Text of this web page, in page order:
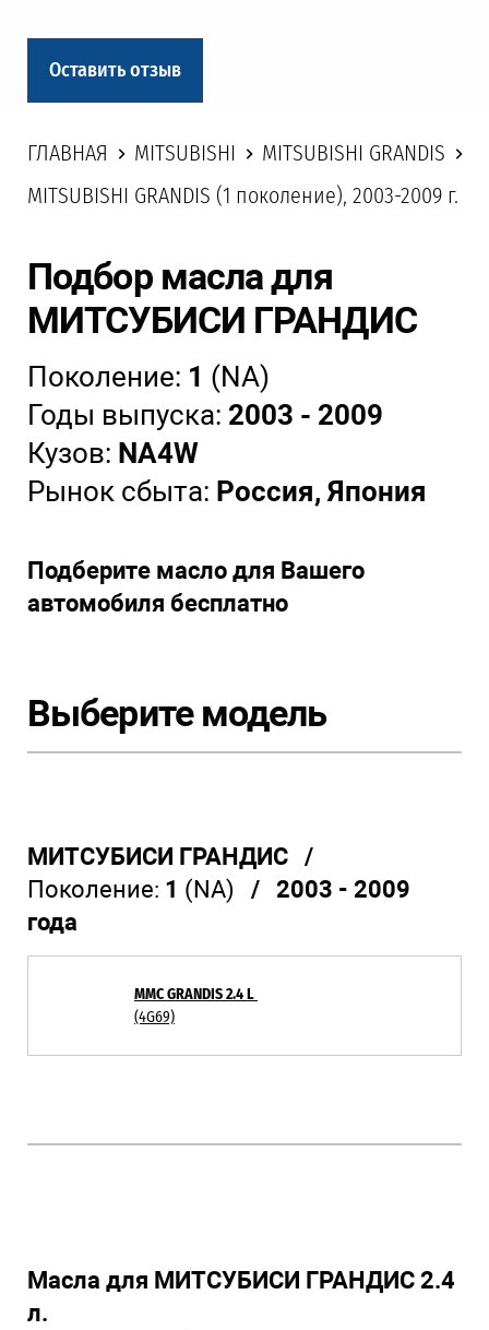
Оставить отзыв
ГЛАВНАЯ MITSUBISHI
MITSUBISHI GRANDIS
MITSUBISHI GRANDIS (1 поколение), 2003-2009 г.
Подбор масла для
МИТСУБИСИ ГРАНДИС
Поколение: 1 (NA)
Годы выпуска: 2003 - 2009
Кузов: NA4W
Рынок сбыта: Россия, Япония
Подберите масло для Вашего
автомобиля бесплатно
Выберите модель
МИТСУБИСИ ГРАНДИС /
Поколение: 1 (NA) / 2003 - 2009
года
MMC GRANDIS 2.4 L
(4G69)
Масла для МИТСУБИСИ ГРАНДИС 2.4
л.